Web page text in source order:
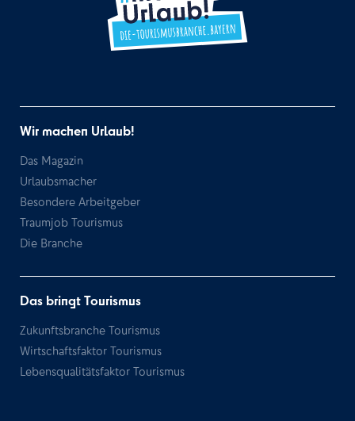
Wir machen Urlaub!
Das Magazin
Urlaubsmacher
Besondere Arbeitgeber
Traumjob Tourismus
Die Branche
Das bringt Tourismus
Zukunftsbranche Tourismus
Wirtschaftsfaktor Tourismus
Lebensqualitätsfaktor Tourismus